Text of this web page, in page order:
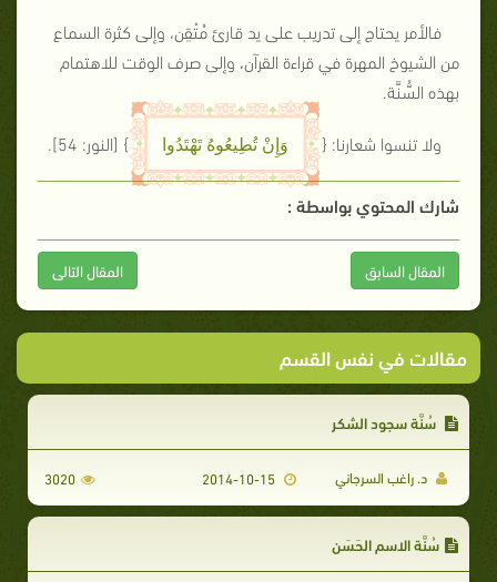
فالأمر يحتاج إلى تدريب على يد قارئ مُتْقِن، وإلى كثرة السماع
من الشيوخ المهرة في قراءة القرآن، وإلى صرف الوقت للاهتمام
بهذه السُّنَّة.
ولا تنسوا شعارنا: { وَإِنْ تُطِيعُوهُ تَهْتَدُوا } [النور: 54] .
شارك المحتوي بواسطة :
المقال السابق المقال التالى
مقالات في نفس القسم
سُنَّة سجود الشكر
د. راغب السرجاني 2014-10-15
3020
سُنَّة الاسم الحَسَن